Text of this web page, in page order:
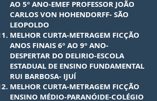
AO 5º ANO-EMEF PROFESSOR JOÃO
CARLOS VON HOHENDORFF- SÃO
LEOPOLDO
MELHOR CURTA-METRAGEM FICÇÃO
ANOS FINAIS 6º AO 9º ANO-
DESPERTAR DO DELIRIO-ESCOLA
ESTADUAL DE ENSINO FUNDAMENTAL
RUI BARBOSA- IJUÍ
MELHOR CURTA-METRAGEM FICÇÃO
ENSINO MÉDIO-PARANÓIDE-COLÉGIO